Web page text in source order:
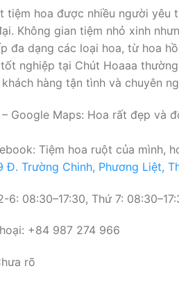
tiệm hoa được nhiều người
Không gian tiệm nhỏ xinh
đa dạng các loại hoa, từ hoa
nghiệp tại Chút Hoaaa
hàng tận tình và chuyên
– Google Maps: Hoa rất đẹp và
Tiệm hoa ruột của mình,
Đ. Trường Chinh, Phương Liệt,
6: 08:30–17:30, Thứ 7:
+84 987 274 966
rõ